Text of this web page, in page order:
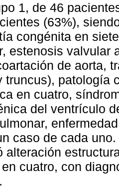
1, de 46
(63%),
congénita en
estenosis valvular
de aorta,
truncus), patología
en cuatro,
del ventrículo
caso de cada
alteración
cuatro, con